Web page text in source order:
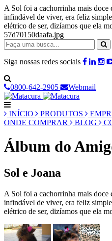
A Sol foi a cachorrinha mais doce
infindável de viver, era feliz
elétrico de ser, dizíamos que ela
57d70150daafa.jpg
Siga nossas redes sociais
0800-642-2905 Webmail
INÍCIO PRODUTOS
ONDE COMPRAR
BLOG
Álbum do
Sol e Joana
A Sol foi a cachorrinha mais doce
infindável de viver, era feliz
elétrico de ser, dizíamos que ela